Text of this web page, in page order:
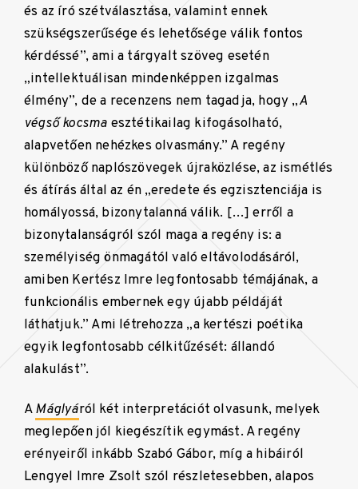
és az író szétválasztása, valamint ennek
szükségszerűsége és lehetősége válik fontos
kérdéssé”, ami a tárgyalt szöveg esetén
„intellektuálisan mindenképpen izgalmas
élmény”, de a recenzens nem tagadja, hogy „A
végső kocsma esztétikailag kifogásolható,
alapvetően nehézkes olvasmány.” A regény
különböző naplószövegek újraközlése, az ismétlés
és átírás által az én „eredete és egzisztenciája is
homályossá, bizonytalanná válik. […] erről a
bizonytalanságról szól maga a regény is: a
személyiség önmagától való eltávolodásáról,
amiben Kertész Imre legfontosabb témájának, a
funkcionális embernek egy újabb példáját
láthatjuk.” Ami létrehozza „a kertészi poétika
egyik legfontosabb célkitűzését: állandó
alakulást”.
AMáglyáról két interpretációt olvasunk, melyek
meglepően jól kiegészítik egymást. A regény
erényeiről inkább Szabó Gábor, míg a hibáiról
Lengyel Imre Zsolt szól részletesebben, alapos